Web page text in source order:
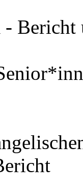
Bericht